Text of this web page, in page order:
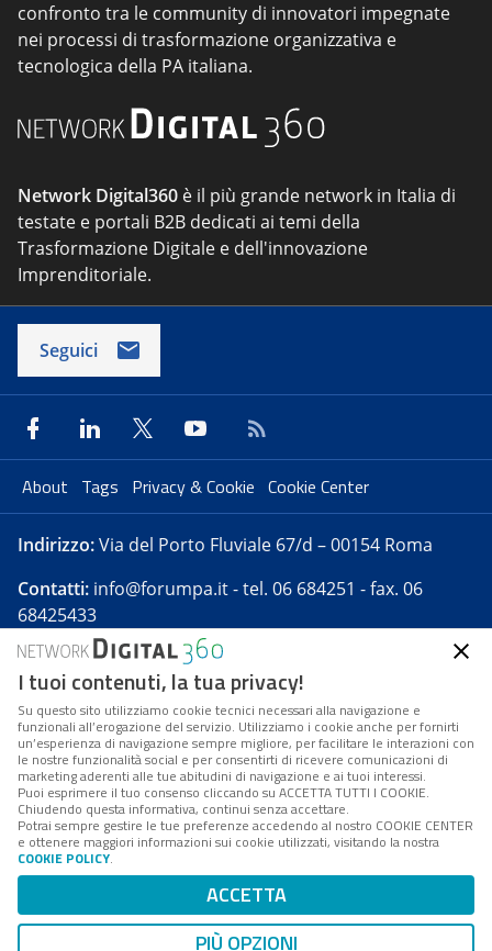
confronto tra le community di innovatori impegnate
nei processi di trasformazione organizzativa e
tecnologica della PA italiana.
Network Digital360 è il più grande network in Italia di
testate e portali B2B dedicati ai temi della
Trasformazione Digitale e dell'innovazione
Imprenditoriale.
Seguici
About Tags Privacy & Cookie Cookie Center
Indirizzo:Via del Porto Fluviale 67/d – 00154 Roma
Contatti: info@forumpa.it- tel. 06 684251 - fax. 06
68425433
Forumpa.itè una pubblicazione telematica iscritta
presso Registro della stampa del Tribunale di Roma -
Reg. n. 182 del 2 maggio 2008 - Direttore resp. Michela
Stentella
FPA s.r.l. è società soggetta a Direzione e
Coordinamento da parte di Digital360 S.p.A. - FPA s.r.l.
è un'azienda certificata per il sistema di management
Codice Fiscale/Partita IVA n. 10693191008 - R.E.A. Roma
n. 1249791. ISP AWS
Mappa del sito
I tuoi contenuti, la tua privacy!
Su questo sito utilizziamo cookie tecnici necessari alla navigazione e
funzionali all’erogazione del servizio. Utilizziamo i cookie anche per fornirti
un’esperienza di navigazione sempre migliore, per facilitare le interazioni con
le nostre funzionalità social e per consentirti di ricevere comunicazioni di
marketing aderenti alle tue abitudini di navigazione e ai tuoi interessi.
Puoi esprimere il tuo consenso cliccando su ACCETTA TUTTI I COOKIE.
Chiudendo questa informativa, continui senza accettare.
Potrai sempre gestire le tue preferenze accedendo al nostro COOKIE CENTER
e ottenere maggiori informazioni sui cookie utilizzati, visitando la nostra
COOKIE POLICY.
ACCETTA
PIÙ OPZIONI